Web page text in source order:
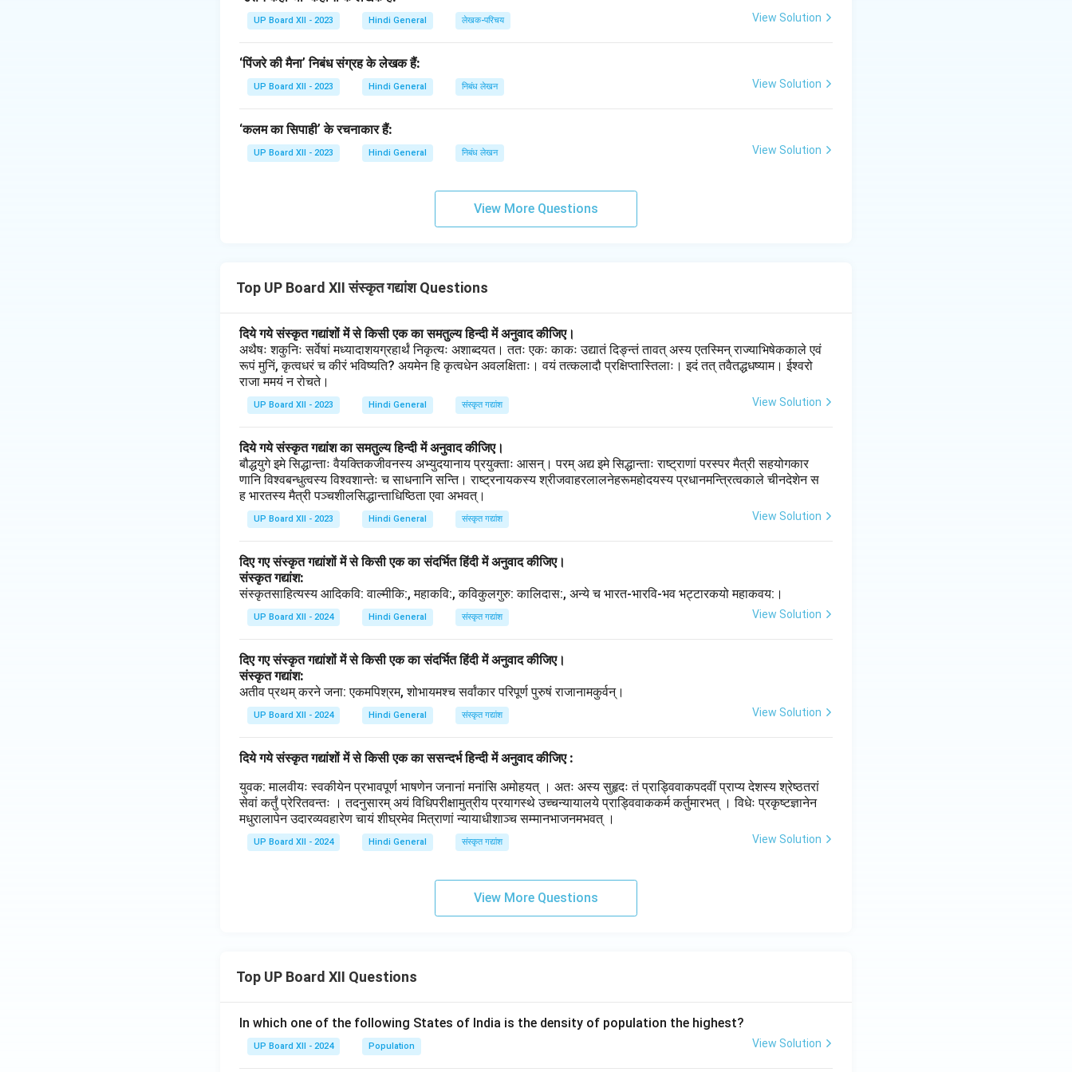
UP Board XII - 2023 Hindi General लेखक-परिचय View Solution
‘पिंजरे की मैना’ निबंध संग्रह के लेखक हैं:
UP Board XII - 2023 Hindi General निबंध लेखन View Solution
‘कलम का सिपाही’ के रचनाकार हैं:
UP Board XII - 2023 Hindi General निबंध लेखन View Solution
View More Questions
Top UP Board XII संस्कृत गद्यांश Questions
दिये गये संस्कृत गद्यांशों में से किसी एक का समतुल्य हिन्दी में अनुवाद कीजिए।
अथैषः शकुनिः सर्वेषां मध्यादाशयग्रहार्थं निकृत्यः अशाब्दयत। ततः एकः काकः उद्यातं दिङ्न्तं तावत् अस्य एतस्मिन् राज्याभिषेककाले एवं
रूपं मुनिं, कृत्वधरं च कीरं भविष्यति? अयमेन हि कृत्वधेन अवलक्षिताः। वयं तत्कलादौ प्रक्षिप्तास्तिलाः। इदं तत् तवैतद्धधष्याम। ईश्वरो
राजा ममयं न रोचते।
UP Board XII - 2023 Hindi General संस्कृत गद्यांश View Solution
दिये गये संस्कृत गद्यांश का समतुल्य हिन्दी में अनुवाद कीजिए।
बौद्धयुगे इमे सिद्धान्ताः वैयक्तिकजीवनस्य अभ्युदयानाय प्रयुक्ताः आसन्। परम् अद्य इमे सिद्धान्ताः राष्ट्राणां परस्पर मैत्री सहयोगकार
णानि विश्वबन्धुत्वस्य विश्वशान्तेः च साधनानि सन्ति। राष्ट्रनायकस्य श्रीजवाहरलालनेहरूमहोदयस्य प्रधानमन्त्रित्वकाले चीनदेशेन स
ह भारतस्य मैत्री पञ्चशीलसिद्धान्ताधिष्ठिता एवा अभवत्।
UP Board XII - 2023 Hindi General संस्कृत गद्यांश View Solution
दिए गए संस्कृत गद्यांशों में से किसी एक का संदर्भित हिंदी में अनुवाद कीजिए।
संस्कृत गद्यांश:
संस्कृतसाहित्यस्य आदिकवि: वाल्मीकि:, महाकवि:, कविकुलगुरु: कालिदास:, अन्ये च भारत-भारवि-भव भट्टारकयो महाकवय:।
UP Board XII - 2024 Hindi General संस्कृत गद्यांश View Solution
दिए गए संस्कृत गद्यांशों में से किसी एक का संदर्भित हिंदी में अनुवाद कीजिए।
संस्कृत गद्यांश:
अतीव प्रथम् करने जना: एकमपिश्रम, शोभायमश्च सर्वांकार परिपूर्ण पुरुषं राजानामकुर्वन्।
UP Board XII - 2024 Hindi General संस्कृत गद्यांश View Solution
दिये गये संस्कृत गद्यांशों में से किसी एक का ससन्दर्भ हिन्दी में अनुवाद कीजिए :
युवक: मालवीयः स्वकीयेन प्रभावपूर्ण भाषणेन जनानां मनांसि अमोहयत् । अतः अस्य सुहृदः तं प्राड्विवाकपदवीं प्राप्य देशस्य श्रेष्ठतरां
सेवां कर्तुं प्रेरितवन्तः । तदनुसारम् अयं विधिपरीक्षामुत्रीय प्रयागस्थे उच्चन्यायालये प्राड्विवाककर्म कर्तुमारभत् । विधेः प्रकृष्टज्ञानेन
मधुरालापेन उदारव्यवहारेण चायं शीघ्रमेव मित्राणां न्यायाधीशाञ्च सम्मानभाजनमभवत् ।
UP Board XII - 2024 Hindi General संस्कृत गद्यांश View Solution
View More Questions
Top UP Board XII Questions
In which one of the following States of India is the density of population the highest?
UP Board XII - 2024 Population View Solution